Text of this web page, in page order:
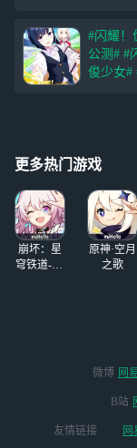
不会有人反驳吧
#闪耀！
公测# #
俊少女#
款手游
法，游
件、比
各种属
终获取
个
更多热门游戏
崩坏：星
穹铁道-4.4
原神·空月
之歌
微博 网
B站
友情链接 网